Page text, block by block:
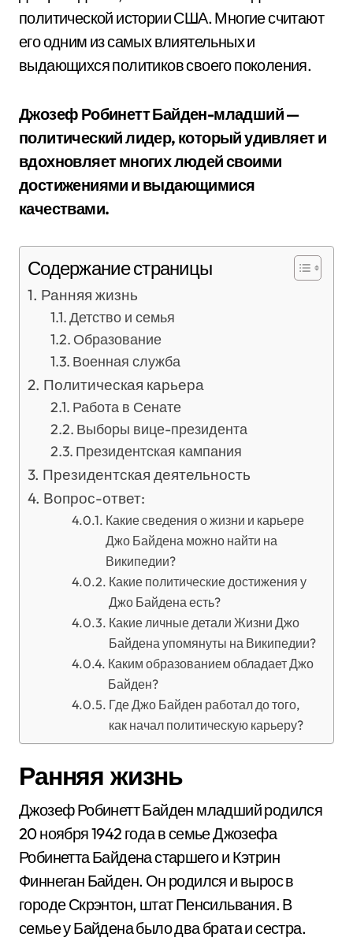
политической истории США. Многие считают
его одним из самых влиятельных и
выдающихся политиков своего поколения.
Джозеф Робинетт Байден-младший —
политический лидер, который удивляет и
вдохновляет многих людей своими
достижениями и выдающимися
качествами.
Содержание страницы
Ранняя жизнь
Детство и семья
Образование
Военная служба
Политическая карьера
Работа в Сенате
Выборы вице-президента
Президентская кампания
Президентская деятельность
Вопрос-ответ:
Какие сведения о жизни и карьере
Джо Байдена можно найти на
Википедии?
Какие политические достижения у
Джо Байдена есть?
Какие личные детали Жизни Джо
Байдена упомянуты на Википедии?
Каким образованием обладает Джо
Байден?
Где Джо Байден работал до того,
как начал политическую карьеру?
Ранняя жизнь
Джозеф Робинетт Байден младший родился
20 ноября 1942 года в семье Джозефа
Робинетта Байдена старшего и Кэтрин
Финнеган Байден. Он родился и вырос в
городе Скрэнтон, штат Пенсильвания. В
семье у Байдена было два брата и сестра.